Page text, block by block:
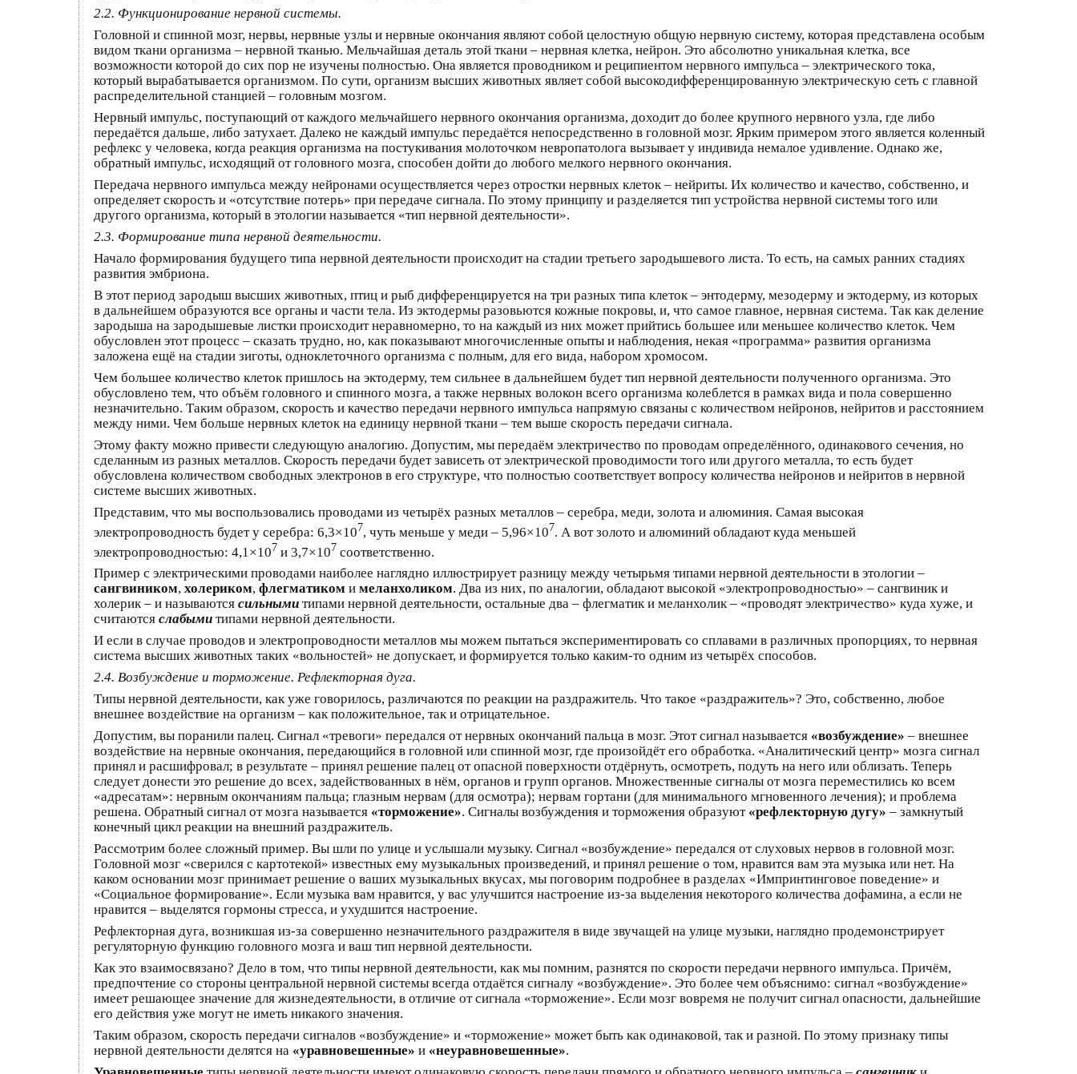
2.2. Функционирование нервной системы.
Головной и спинной мозг, нервы, нервные узлы и нервные окончания являют собой целостную общую нервную систему, которая представлена особым
видом ткани организма – нервной тканью. Мельчайшая деталь этой ткани – нервная клетка, нейрон. Это абсолютно уникальная клетка, все
возможности которой до сих пор не изучены полностью. Она является проводником и реципиентом нервного импульса – электрического тока,
который вырабатывается организмом. По сути, организм высших животных являет собой высокодифференцированную электрическую сеть с главной
распределительной станцией – головным мозгом.
Нервный импульс, поступающий от каждого мельчайшего нервного окончания организма, доходит до более крупного нервного узла, где либо
передаётся дальше, либо затухает. Далеко не каждый импульс передаётся непосредственно в головной мозг. Ярким примером этого является коленный
рефлекс у человека, когда реакция организма на постукивания молоточком невропатолога вызывает у индивида немалое удивление. Однако же,
обратный импульс, исходящий от головного мозга, способен дойти до любого мелкого нервного окончания.
Передача нервного импульса между нейронами осуществляется через отростки нервных клеток – нейриты. Их количество и качество, собственно, и
определяет скорость и «отсутствие потерь» при передаче сигнала. По этому принципу и разделяется тип устройства нервной системы того или
другого организма, который в этологии называется «тип нервной деятельности».
2.3. Формирование типа нервной деятельности.
Начало формирования будущего типа нервной деятельности происходит на стадии третьего зародышевого листа. То есть, на самых ранних стадиях
развития эмбриона.
В этот период зародыш высших животных, птиц и рыб дифференцируется на три разных типа клеток – энтодерму, мезодерму и эктодерму, из которых
в дальнейшем образуются все органы и части тела. Из эктодермы разовьются кожные покровы, и, что самое главное, нервная система. Так как деление
зародыша на зародышевые листки происходит неравномерно, то на каждый из них может прийтись большее или меньшее количество клеток. Чем
обусловлен этот процесс – сказать трудно, но, как показывают многочисленные опыты и наблюдения, некая «программа» развития организма
заложена ещё на стадии зиготы, одноклеточного организма с полным, для его вида, набором хромосом.
Чем большее количество клеток пришлось на эктодерму, тем сильнее в дальнейшем будет тип нервной деятельности полученного организма. Это
обусловлено тем, что объём головного и спинного мозга, а также нервных волокон всего организма колеблется в рамках вида и пола совершенно
незначительно. Таким образом, скорость и качество передачи нервного импульса напрямую связаны с количеством нейронов, нейритов и расстоянием
между ними. Чем больше нервных клеток на единицу нервной ткани – тем выше скорость передачи сигнала.
Этому факту можно привести следующую аналогию. Допустим, мы передаём электричество по проводам определённого, одинакового сечения, но
сделанным из разных металлов. Скорость передачи будет зависеть от электрической проводимости того или другого металла, то есть будет
обусловлена количеством свободных электронов в его структуре, что полностью соответствует вопросу количества нейронов и нейритов в нервной
системе высших животных.
Представим, что мы воспользовались проводами из четырёх разных металлов – серебра, меди, золота и алюминия. Самая высокая
электропроводность будет у серебра: 6,3×107, чуть меньше у меди – 5,96×107. А вот золото и алюминий обладают куда меньшей
электропроводностью: 4,1×107 и 3,7×107 соответственно.
Пример с электрическими проводами наиболее наглядно иллюстрирует разницу между четырьмя типами нервной деятельности в этологии –
сангвиником, холериком, флегматиком и меланхоликом. Два из них, по аналогии, обладают высокой «электропроводностью» – сангвиник и
холерик – и называются сильными типами нервной деятельности, остальные два – флегматик и меланхолик – «проводят электричество» куда хуже, и
считаются слабыми типами нервной деятельности.
И если в случае проводов и электропроводности металлов мы можем пытаться экспериментировать со сплавами в различных пропорциях, то нервная
система высших животных таких «вольностей» не допускает, и формируется только каким-то одним из четырёх способов.
2.4. Возбуждение и торможение. Рефлекторная дуга.
Типы нервной деятельности, как уже говорилось, различаются по реакции на раздражитель. Что такое «раздражитель»? Это, собственно, любое
внешнее воздействие на организм – как положительное, так и отрицательное.
Допустим, вы поранили палец. Сигнал «тревоги» передался от нервных окончаний пальца в мозг. Этот сигнал называется «возбуждение» – внешнее
воздействие на нервные окончания, передающийся в головной или спинной мозг, где произойдёт его обработка. «Аналитический центр» мозга сигнал
принял и расшифровал; в результате – принял решение палец от опасной поверхности отдёрнуть, осмотреть, подуть на него или облизать. Теперь
следует донести это решение до всех, задействованных в нём, органов и групп органов. Множественные сигналы от мозга переместились ко всем
«адресатам»: нервным окончаниям пальца; глазным нервам (для осмотра); нервам гортани (для минимального мгновенного лечения); и проблема
решена. Обратный сигнал от мозга называется «торможение». Сигналы возбуждения и торможения образуют «рефлекторную дугу» – замкнутый
конечный цикл реакции на внешний раздражитель.
Рассмотрим более сложный пример. Вы шли по улице и услышали музыку. Сигнал «возбуждение» передался от слуховых нервов в головной мозг.
Головной мозг «сверился с картотекой» известных ему музыкальных произведений, и принял решение о том, нравится вам эта музыка или нет. На
каком основании мозг принимает решение о ваших музыкальных вкусах, мы поговорим подробнее в разделах «Импринтинговое поведение» и
«Социальное формирование». Если музыка вам нравится, у вас улучшится настроение из-за выделения некоторого количества дофамина, а если не
нравится – выделятся гормоны стресса, и ухудшится настроение.
Рефлекторная дуга, возникшая из-за совершенно незначительного раздражителя в виде звучащей на улице музыки, наглядно продемонстрирует
регуляторную функцию головного мозга и ваш тип нервной деятельности.
Как это взаимосвязано? Дело в том, что типы нервной деятельности, как мы помним, разнятся по скорости передачи нервного импульса. Причём,
предпочтение со стороны центральной нервной системы всегда отдаётся сигналу «возбуждение». Это более чем объяснимо: сигнал «возбуждение»
имеет решающее значение для жизнедеятельности, в отличие от сигнала «торможение». Если мозг вовремя не получит сигнал опасности, дальнейшие
его действия уже могут не иметь никакого значения.
Таким образом, скорость передачи сигналов «возбуждение» и «торможение» может быть как одинаковой, так и разной. По этому признаку типы
нервной деятельности делятся на «уравновешенные» и «неуравновешенные».